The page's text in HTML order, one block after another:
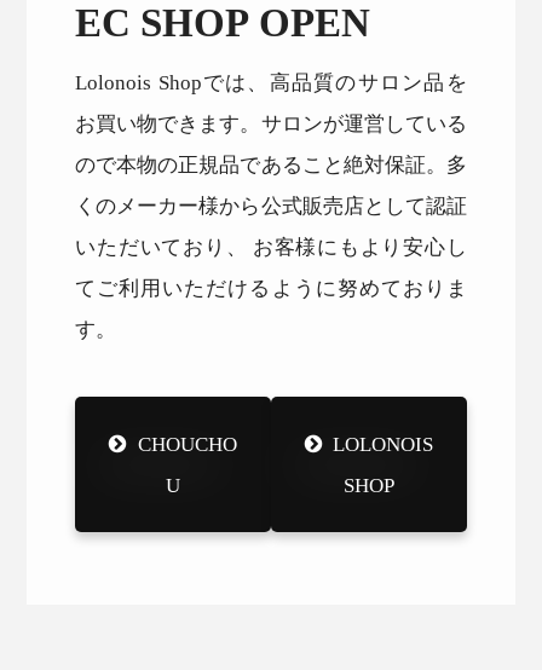
EC SHOP OPEN
Lolonois Shopでは、高品質のサロン品を
お買い物できます。サロンが運営している
ので本物の正規品であること絶対保証。多
くのメーカー様から公式販売店として認証
いただいており、 お客様にもより安心し
てご利用いただけるように努めておりま
す。
CHOUCHO
U
LOLONOIS
SHOP